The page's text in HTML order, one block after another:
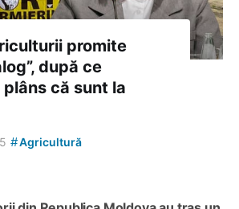
promite
după ce
că sunt la
#Agricultură